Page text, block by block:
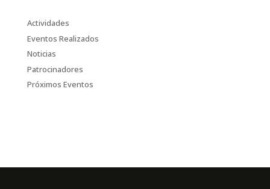
Actividades
Eventos Realizados
Noticias
Patrocinadores
Próximos Eventos